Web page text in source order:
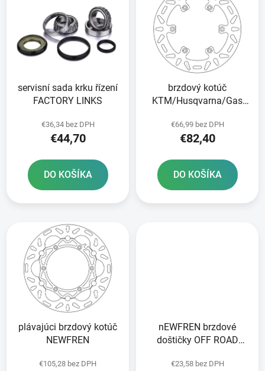
servisní sada krku řízení
FACTORY LINKS
€36,34 bez DPH
€44,70
DO KOŠÍKA
brzdový kotúč
KTM/Husqvarna/Gas
€66,99 bez DPH
€82,40
DO KOŠÍKA
plávajúci brzdový kotúč
NEWFREN
€105,28 bez DPH
nEWFREN brzdové
doštičky OFF ROAD
balení
€23,58 bez DPH